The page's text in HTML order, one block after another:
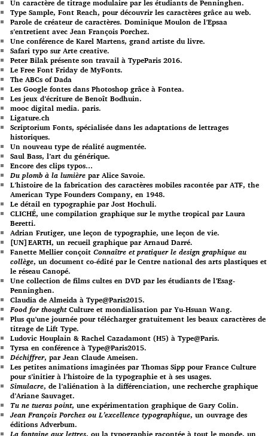
Un caractère de titrage modulaire par les étudiants de Penninghen.
Type Sample, Font Reach, pour découvrir les caractères grâce au web.
Parole de créateur de caractères. Dominique Moulon de l’Epsaa
s’entretient avec Jean François Porchez.
Une conférence de Karel Martens, grand artiste du livre.
Safari typo sur Arte creative.
Peter Bilak présente son travail à TypeParis 2016.
Le Free Font Friday de MyFonts.
The ABCs of Dada
Les Google fontes dans Photoshop grâce à Fontea.
Les jeux d’écriture de Benoît Bodhuin.
mooc digital media. paris.
Ligature.ch
Scriptorium Fonts, spécialisée dans les adaptations de lettrages
historiques.
Un nouveau type de réalité augmentée.
Saul Bass, l’art du générique.
Encore des clips typos…
Du plomb à la lumière par Alice Savoie.
L’histoire de la fabrication des caractères mobiles racontée par ATF, the
American Type Founders Company, en 1948.
Le détail en typographie par Jost Hochuli.
CLICHÉ, une compilation graphique sur le mythe tropical par Laura
Beretti.
Adrian Frutiger, une leçon de typographie, une leçon de vie.
[UN]EARTH, un recueil graphique par Arnaud Darré.
Fanette Mellier conçoit Connaître et pratiquer le design graphique au
collège, un document co-édité par le Centre national des arts plastiques et
le réseau Canopé.
Une collection de films cultes en DVD par les étudiants de l’Esag-
Penninghen.
Claudia de Almeida à Type@Paris2015.
Food for thoughtCulture et mondialisation par Yu-Hsuan Wang.
Plus qu’une journée pour télécharger gratuitement les beaux caractères de
titrage de Lift Type.
Ludovic Houplain & Rachel Cazadamont (H5) à Type@Paris.
Tyrsa en conférence à Type@Paris2015.
Déchiffrer, par Jean Claude Ameisen.
Les petites animations imaginées par Thomas Sipp pour France Culture
pour s’initier à l’histoire de la typographie et à ses usages.
Simulacre, de l’aliénation à la différenciation, une recherche graphique
d’Ariane Sauvaget.
Tu ne tueras point, une expérimentation graphique de Gary Colin.
Jean François Porchez ou L’excellence typographique, un ouvrage des
éditions Adverbum.